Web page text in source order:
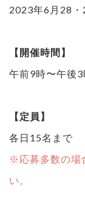
2023年6月28・
【開催時間】
午前9時〜午後
【定員】
各日15名まで
※応募多数の場
い。